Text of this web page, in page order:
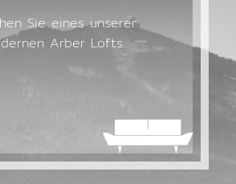
Sie eines unserer
Arber Lofts.